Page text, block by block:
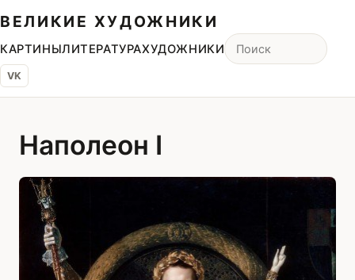
ВЕЛИКИЕ ХУДОЖНИКИ
КАРТИНЫЛИТЕРАТУРАХУДОЖНИКИ
VK
Наполеон I